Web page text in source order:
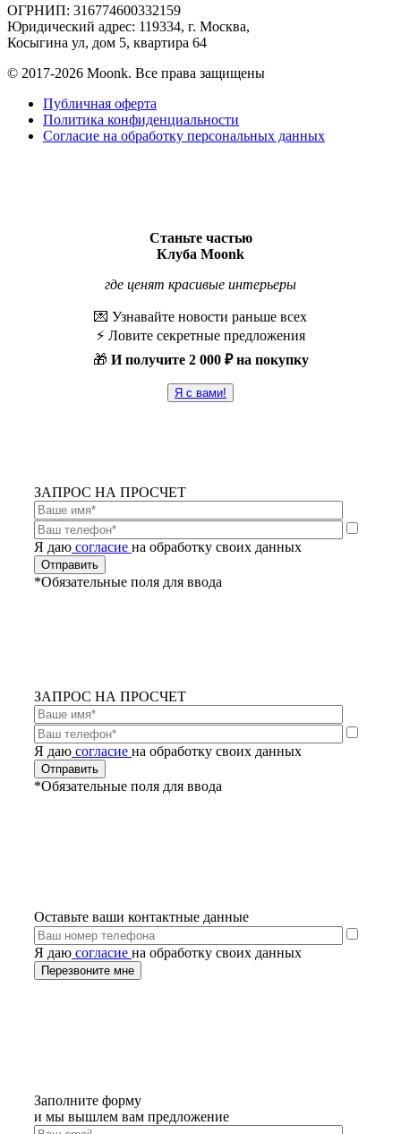
ОГРНИП: 316774600332159
Юридический адрес: 119334, г. Москва,
Косыгина ул, дом 5, квартира 64
© 2017-2026 Moonk. Все права защищены
Публичная оферта
Политика конфиденциальности
Согласие на обработку персональных данных
Станьте частью
Клуба Moonk
где ценят красивые интерьеры
💌 Узнавайте новости раньше всех
⚡️ Ловите секретные предложения
🎁 И получите 2 000 ₽ на покупку
Я с вами!
ЗАПРОС НА ПРОСЧЕТ
Я даю согласие на обработку своих данных
*Обязательные поля для ввода
ЗАПРОС НА ПРОСЧЕТ
Я даю согласие на обработку своих данных
*Обязательные поля для ввода
Оставьте ваши контактные данные
Я даю согласие на обработку своих данных
Заполните форму
и мы вышлем вам предложение